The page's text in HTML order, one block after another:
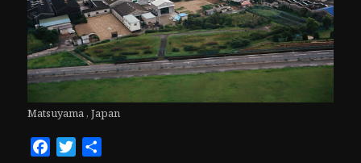
Matsuyama , Japan
FacebookTwitter